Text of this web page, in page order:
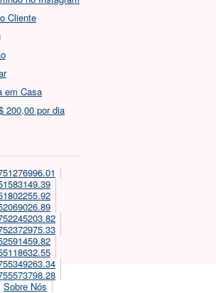
Cliente
em Casa
200,00 por dia
Sobre Nós